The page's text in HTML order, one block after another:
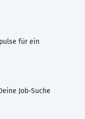
für ein
Job-Suche